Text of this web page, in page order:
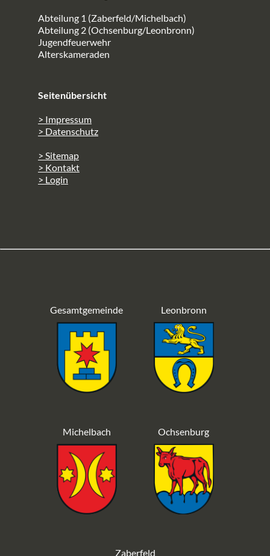
Abteilung 1 (Zaberfeld/Michelbach)
Abteilung 2 (Ochsenburg/Leonbronn)
Jugendfeuerwehr
Alterskameraden
Seitenübersicht
> Impressum
> Datenschutz
> Sitemap
> Kontakt
> Login
Gesamtgemeinde Leonbronn
Michelbach Ochsenburg
Zaberfeld